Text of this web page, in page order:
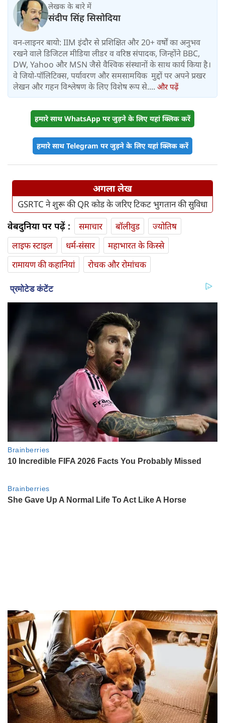
लेखक के बारे में
संदीप सिंह सिसोदिया
वन-लाइनर बायो: IIM इंदौर से प्रशिक्षित और 20+ वर्षों का अनुभव
रखने वाले डिजिटल मीडिया लीडर व वरिष्ठ संपादक, जिन्होंने BBC,
DW, Yahoo और MSN जैसे वैश्विक संस्थानों के साथ कार्य किया है।
वे जियो-पॉलिटिक्स, पर्यावरण और समसामयिक मुद्दों पर अपने प्रखर
लेखन और गहन विश्लेषण के लिए विशेष रूप से.... और पढ़ें
हमारे साथ WhatsApp पर जुड़ने के लिए यहां क्लिक करें
हमारे साथ Telegram पर जुड़ने के लिए यहां क्लिक करें
अगला लेख
GSRTC ने शुरू की QR कोड के जरिए टिकट भुगतान की सुविधा
वेबदुनिया पर पढ़ें : समाचार बॉलीवुड
ज्योतिष
लाइफ स्‍टाइल
धर्म-संसार
महाभारत के किस्से
रामायण की कहानियां
रोचक और रोमांचक